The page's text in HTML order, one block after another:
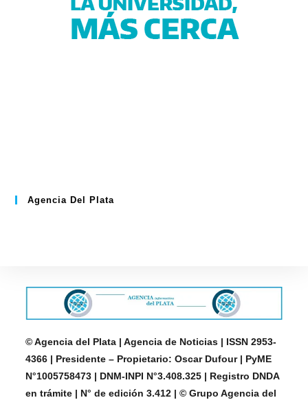
Agencia Del Plata
© Agencia del Plata | Agencia de Noticias | ISSN 2953-
4366 | Presidente – Propietario: Oscar Dufour | PyME
N°1005758473 | DNM-INPI N°3.408.325 | Registro DNDA
en trámite | N° de edición 3.412 | © Grupo Agencia del